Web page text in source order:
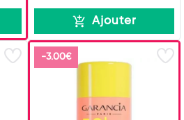
Ajouter
-3.00€